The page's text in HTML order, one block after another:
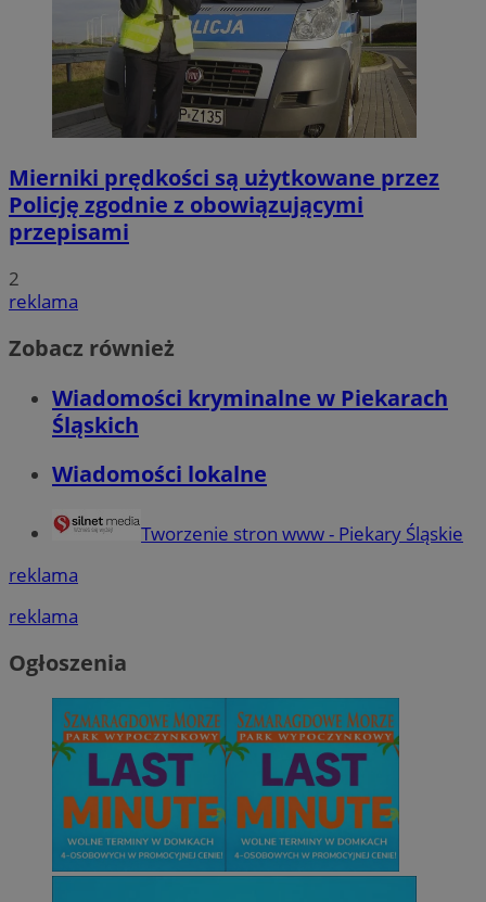
Mierniki prędkości są użytkowane przez
Policję zgodnie z obowiązującymi
przepisami
2
reklama
Zobacz również
Wiadomości kryminalne w Piekarach
Śląskich
Wiadomości lokalne
Tworzenie stron www - Piekary Śląskie
reklama
reklama
Ogłoszenia